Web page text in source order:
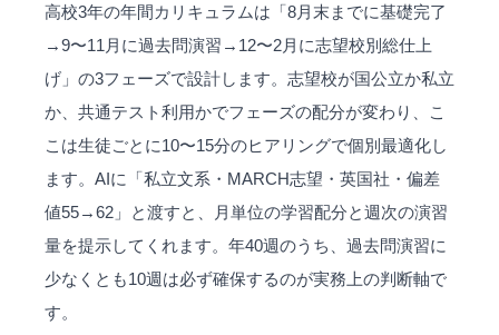
高校3年の年間カリキュラムは「8月末までに基礎完了
→9〜11月に過去問演習→12〜2月に志望校別総仕上
げ」の3フェーズで設計します。志望校が国公立か私立
か、共通テスト利用かでフェーズの配分が変わり、こ
こは生徒ごとに10〜15分のヒアリングで個別最適化し
ます。AIに「私立文系・MARCH志望・英国社・偏差
値55→62」と渡すと、月単位の学習配分と週次の演習
量を提示してくれます。年40週のうち、過去問演習に
少なくとも10週は必ず確保するのが実務上の判断軸で
す。